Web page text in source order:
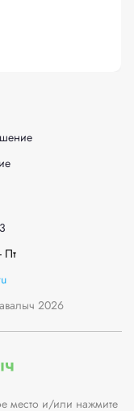
Пт
2026
место и/или нажмите